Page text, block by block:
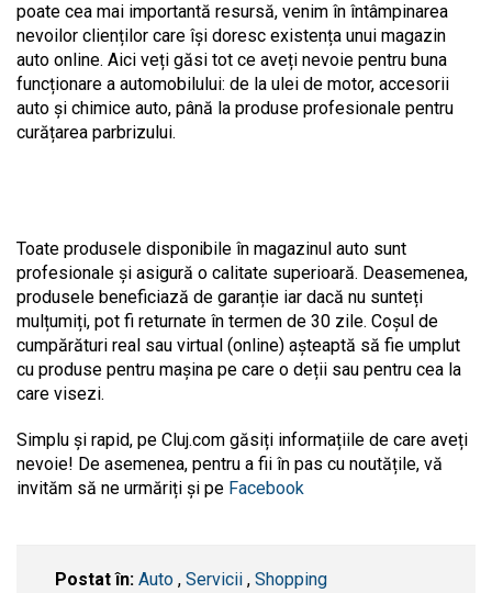
poate cea mai importantă resursă, venim în întâmpinarea
nevoilor clienților care își doresc existența unui magazin
auto online. Aici veți găsi tot ce aveți nevoie pentru buna
funcționare a automobilului: de la ulei de motor, accesorii
auto și chimice auto, până la produse profesionale pentru
curățarea parbrizului.
Toate produsele disponibile în magazinul auto sunt
profesionale și asigură o calitate superioară. Deasemenea,
produsele beneficiază de garanție iar dacă nu sunteți
mulțumiți, pot fi returnate în termen de 30 zile. Coșul de
cumpărături real sau virtual (online) așteaptă să fie umplut
cu produse pentru mașina pe care o deții sau pentru cea la
care visezi.
Simplu și rapid, pe Cluj.com găsiți informațiile de care aveți
nevoie! De asemenea, pentru a fii în pas cu noutățile, vă
invităm să ne urmăriți și pe Facebook
Postat în: Auto , Servicii , Shopping